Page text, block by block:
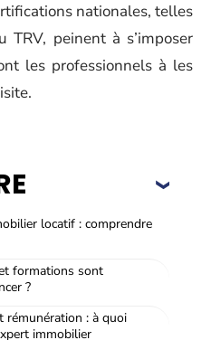
nationales, telles
TRV, peinent à s’imposer
les professionnels à les
locatif : comprendre
formations sont
?
rémunération : à quoi
immobilier